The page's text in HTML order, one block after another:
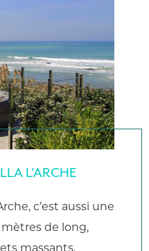
L'ARCHE
c’est aussi une
de long,
massants.